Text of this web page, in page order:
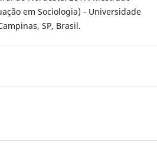
em Sociologia) - Universidade
SP, Brasil.